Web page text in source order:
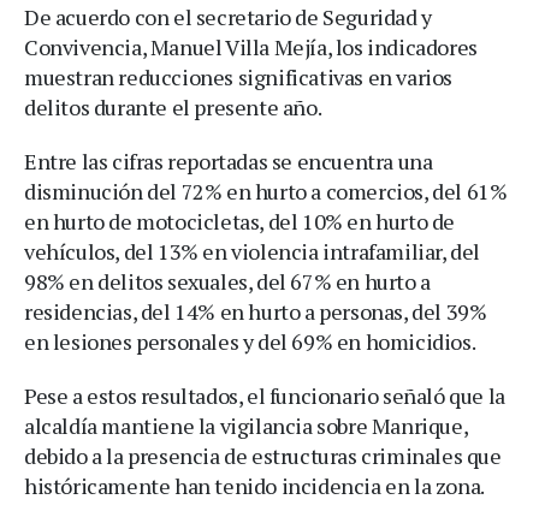
De acuerdo con el secretario de Seguridad y
Convivencia, Manuel Villa Mejía, los indicadores
muestran reducciones significativas en varios
delitos durante el presente año.
Entre las cifras reportadas se encuentra una
disminución del 72% en hurto a comercios, del 61%
en hurto de motocicletas, del 10% en hurto de
vehículos, del 13% en violencia intrafamiliar, del
98% en delitos sexuales, del 67% en hurto a
residencias, del 14% en hurto a personas, del 39%
en lesiones personales y del 69% en homicidios.
Pese a estos resultados, el funcionario señaló que la
alcaldía mantiene la vigilancia sobre Manrique,
debido a la presencia de estructuras criminales que
históricamente han tenido incidencia en la zona.